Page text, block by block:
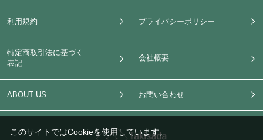
利用規約 プライバシーポリシー
特定商取引法に基づく
表記
会社概要
ABOUT US お問い合わせ
このサイトではCookieを使用しています。